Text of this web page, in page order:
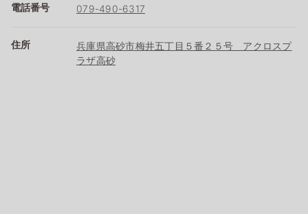
電話番号 079-490-6317
住所
兵庫県高砂市梅井五丁目５番２５号 アクロスプ
ラザ高砂